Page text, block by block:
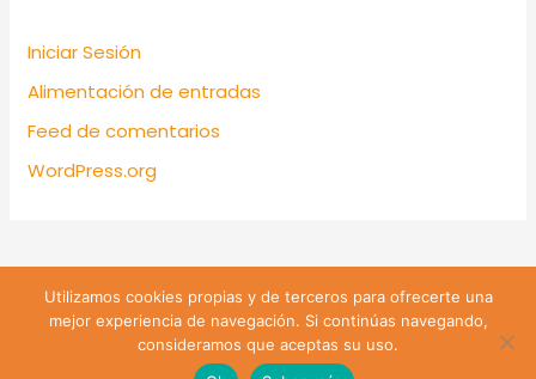
Iniciar Sesión
Alimentación de entradas
Feed de comentarios
WordPress.org
Lira 428 Santiago de Chile | Teléfono: +56 9 74809547 |
Email: sanjuanevangelista428@gmail.com
Utilizamos cookies propias y de terceros para ofrecerte una
mejor experiencia de navegación. Si continúas navegando,
consideramos que aceptas su uso.